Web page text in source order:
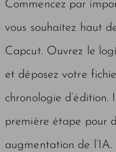
Commencez par
vous souhaitez haut
Capcut. Ouvrez le
et déposez votre
chronologie d’édition.
première étape pour
augmentation de l’IA.